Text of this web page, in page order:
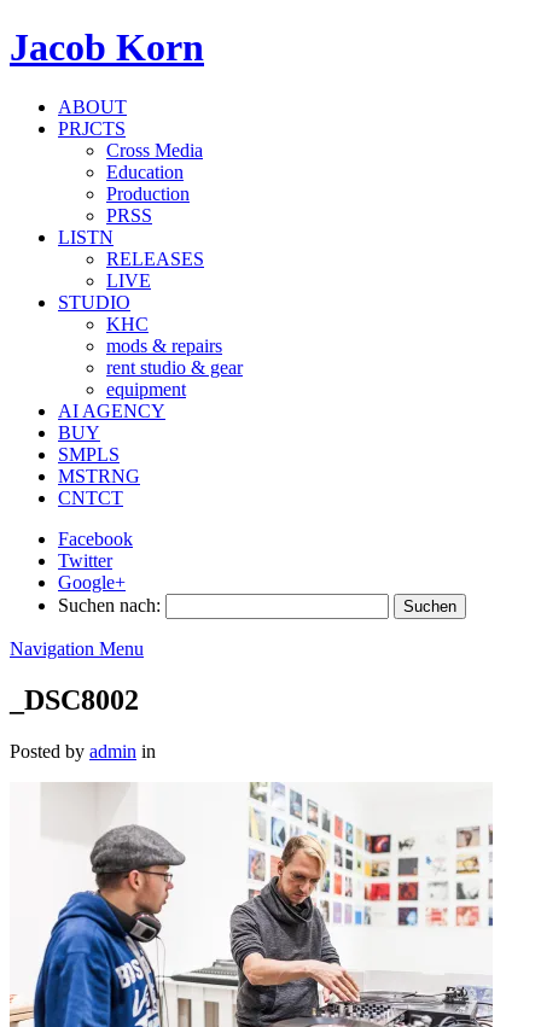
Jacob Korn
ABOUT
PRJCTS
Cross Media
Education
Production
PRSS
LISTN
RELEASES
LIVE
STUDIO
KHC
mods & repairs
rent studio & gear
equipment
AI AGENCY
BUY
SMPLS
MSTRNG
CNTCT
Facebook
Twitter
Google+
Suchen nach:
Navigation Menu
_DSC8002
Posted by admin in